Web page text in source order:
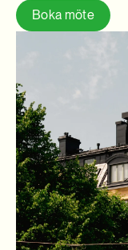
Boka möte